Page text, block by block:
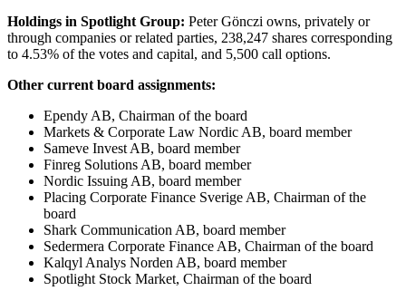
Holdings in Spotlight Group: Peter Gönczi owns, privately or
through companies or related parties, 238,247 shares corresponding
to 4.53% of the votes and capital, and 5,500 call options.
Other current board assignments:
Ependy AB, Chairman of the board
Markets & Corporate Law Nordic AB, board member
Sameve Invest AB, board member
Finreg Solutions AB, board member
Nordic Issuing AB, board member
Placing Corporate Finance Sverige AB, Chairman of the
board
Shark Communication AB, board member
Sedermera Corporate Finance AB, Chairman of the board
Kalqyl Analys Norden AB, board member
Spotlight Stock Market, Chairman of the board